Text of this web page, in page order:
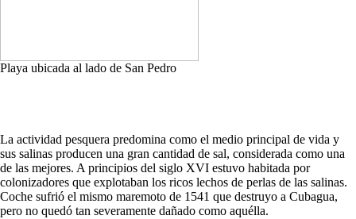
Playa ubicada al lado de San Pedro
La actividad pesquera predomina como el medio principal de vida y
sus salinas producen una gran cantidad de sal, considerada como una
de las mejores. A principios del siglo XVI estuvo habitada por
colonizadores que explotaban los ricos lechos de perlas de las salinas.
Coche sufrió el mismo maremoto de 1541 que destruyo a Cubagua,
pero no quedó tan severamente dañado como aquélla.